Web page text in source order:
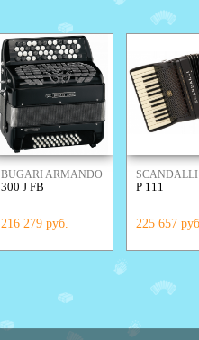
BUGARI ARMANDO
300 J FB
216 279 руб.
SCANDALLI
P 111
225 657